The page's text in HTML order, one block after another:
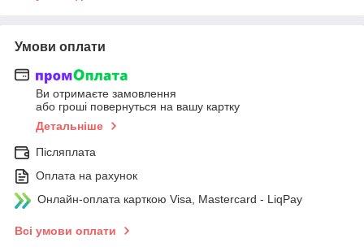
Умови оплати
Ви отримаєте замовлення
або гроші повернуться на вашу картку
Детальніше
Післяплата
Оплата на рахунок
Онлайн-оплата карткою Visa, Mastercard - LiqPay
Всі умови оплати